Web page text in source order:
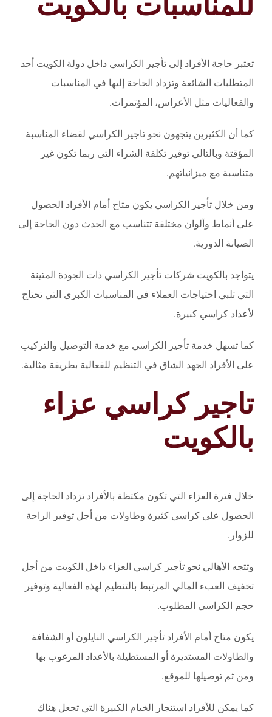
تعتبر حاجة الأفراد إلى تأجير الكراسي داخل دولة الكويت أحد
المتطلبات الشائعة وتزداد الحاجة إليها في المناسبات
والفعاليات مثل الأعراس، المؤتمرات.
كما أن الكثيرين يتجهون نحو تاجير الكراسي لقضاء المناسبة
المؤقتة وبالتالي توفير تكلفة الشراء التي ربما تكون غير
متناسبة مع ميزانياتهم.
ومن خلال تأجير الكراسي يكون متاح أمام الأفراد الحصول
على أنماط وألوان مختلفة تتناسب مع الحدث دون الحاجة إلى
الصيانة الدورية.
يتواجد بالكويت شركات تأجير الكراسي ذات الجودة المتينة
التي تلبي احتياجات العملاء في المناسبات الكبرى التي تحتاج
لأعداد كراسي كبيرة.
كما تسهل خدمة تأجير الكراسي مع خدمة التوصيل والتركيب
على الأفراد الجهد الشاق في التنظيم للفعالية بطريقة مثالية.
تاجير كراسي عزاء
بالكويت
خلال فترة العزاء التي تكون مكتظة بالأفراد تزداد الحاجة إلى
الحصول على كراسي كثيرة وطاولات من أجل توفير الراحة
للزوار.
وتتجه الأهالي نحو تأجير كراسي العزاء داخل الكويت من أجل
تخفيف العبء المالي المرتبط بالتنظيم لهذه الفعالية وتوفير
حجم الكراسي المطلوب.
يكون متاح أمام الأفراد تأجير الكراسي النايلون أو الشفافة
والطاولات المستديرة أو المستطيلة بالأعداد المرغوب بها
ومن ثم توصيلها للموقع.
كما يمكن للأفراد استئجار الخيام الكبيرة التي تجعل هناك